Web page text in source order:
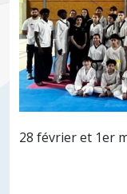
28 février et 1er